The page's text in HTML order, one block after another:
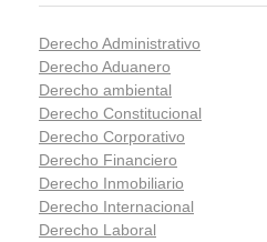
Derecho Administrativo
Derecho Aduanero
Derecho ambiental
Derecho Constitucional
Derecho Corporativo
Derecho Financiero
Derecho Inmobiliario
Derecho Internacional
Derecho Laboral